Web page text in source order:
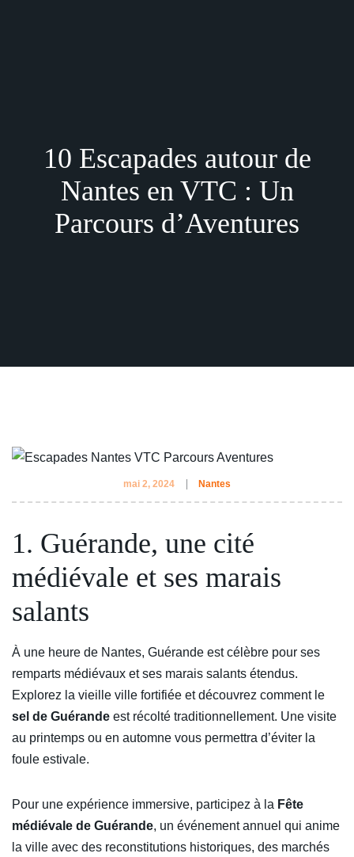
Réservation
Recrutement
Blog
Contact
10 Escapades autour de
Nantes en VTC : Un
Parcours d’Aventures
mai 2, 2024 Nantes
1. Guérande, une cité
médiévale et ses marais
salants
À une heure de Nantes, Guérande est célèbre pour ses
remparts médiévaux et ses marais salants étendus.
Explorez la vieille ville fortifiée et découvrez comment le
sel de Guérande est récolté traditionnellement. Une visite
au printemps ou en automne vous permettra d’éviter la
foule estivale.
Pour une expérience immersive, participez à la Fête
médiévale de Guérande, un événement annuel qui anime
la ville avec des reconstitutions historiques, des marchés